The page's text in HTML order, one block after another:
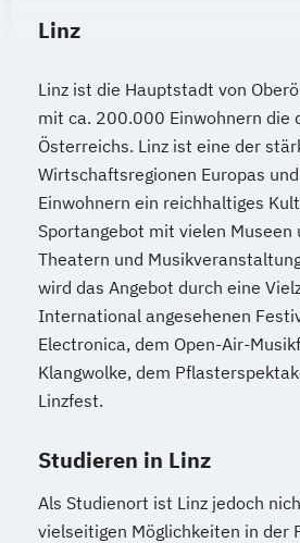
Linz
Linz ist die Hauptstadt von
mit ca. 200.000 Einwohnern die
Österreichs. Linz ist eine der
Wirtschaftsregionen Europas
Einwohnern ein reichhaltiges
Sportangebot mit vielen Museen
Theatern und
wird das Angebot durch eine
International angesehenen
Electronica, dem Open-Air-
Klangwolke, dem
Linzfest.
Studieren in Linz
Als Studienort ist Linz jedoch
vielseitigen Möglichkeiten in der